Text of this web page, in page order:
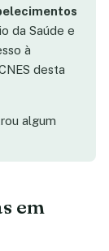
da Saúde e
à
desta
algum
em